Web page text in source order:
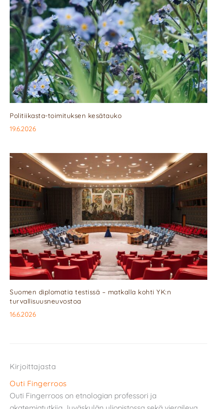
Politiikasta-toimituksen kesätauko
19.6.2026
Suomen diplomatia testissä – matkalla kohti YK:n
turvallisuusneuvostoa
16.6.2026
Kirjoittajasta
Outi Fingerroos
Outi Fingerroos on etnologian professori ja